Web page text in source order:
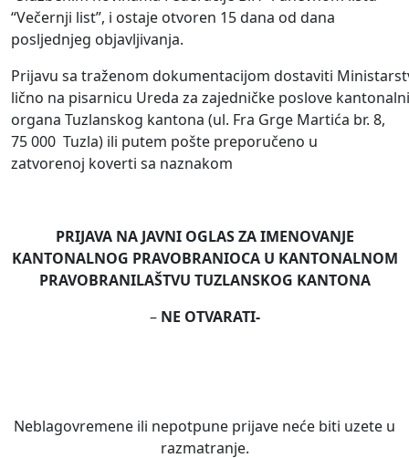
“Večernji list”, i ostaje otvoren 15 dana od dana
posljednjeg objavljivanja.
Prijavu sa traženom dokumentacijom dostaviti
lično na pisarnicu Ureda za zajedničke poslove
organa Tuzlanskog kantona (ul. Fra Grge Martića br. 8,
75 000 Tuzla) ili putem pošte preporučeno u
zatvorenoj koverti sa naznakom
PRIJAVA NA JAVNI OGLAS ZA IMENOVANJE
KANTONALNOG PRAVOBRANIOCA U KANTONALNOM
PRAVOBRANILAŠTVU TUZLANSKOG KANTONA
– NE OTVARATI-
Neblagovremene ili nepotpune prijave neće biti uzete u
razmatranje.